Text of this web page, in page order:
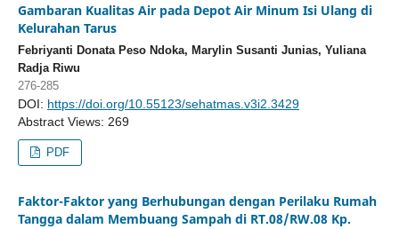
Gambaran Kualitas Air pada Depot Air Minum Isi Ulang di
Kelurahan Tarus
Febriyanti Donata Peso Ndoka, Marylin Susanti Junias, Yuliana
Radja Riwu
276-285
DOI: https://doi.org/10.55123/sehatmas.v3i2.3429
Abstract Views: 269
PDF
Faktor-Faktor yang Berhubungan dengan Perilaku Rumah
Tangga dalam Membuang Sampah di RT.08/RW.08 Kp.